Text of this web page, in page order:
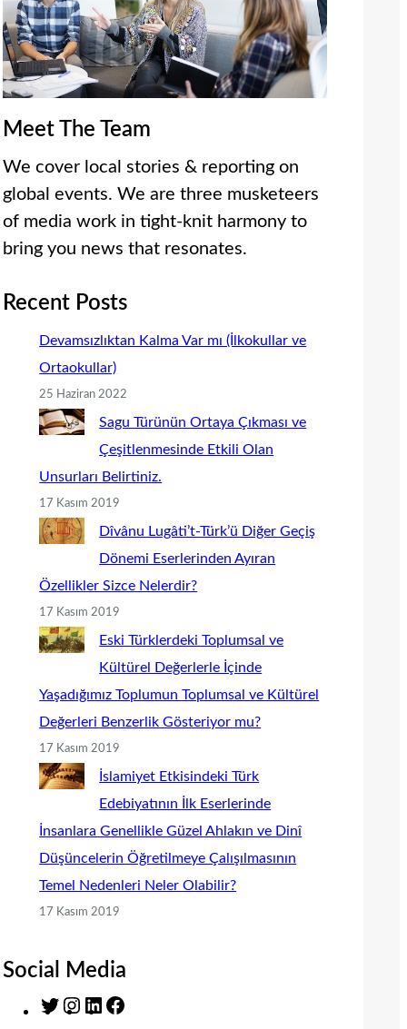
Meet The Team
We cover local stories & reporting on
global events. We are three musketeers
of media work in tight-knit harmony to
bring you news that resonates.
Recent Posts
Devamsızlıktan Kalma Var mı (İlkokullar ve
Ortaokullar)
25 Haziran 2022
Sagu Türünün Ortaya Çıkması ve
Çeşitlenmesinde Etkili Olan
Unsurları Belirtiniz.
17 Kasım 2019
Dîvânu Lugâti’t-Türk’ü Diğer Geçiş
Dönemi Eserlerinden Ayıran
Özellikler Sizce Nelerdir?
17 Kasım 2019
Eski Türklerdeki Toplumsal ve
Kültürel Değerlerle İçinde
Yaşadığımız Toplumun Toplumsal ve Kültürel
Değerleri Benzerlik Gösteriyor mu?
17 Kasım 2019
İslamiyet Etkisindeki Türk
Edebiyatının İlk Eserlerinde
İnsanlara Genellikle Güzel Ahlakın ve Dinî
Düşüncelerin Öğretilmeye Çalışılmasının
Temel Nedenleri Neler Olabilir?
17 Kasım 2019
Social Media
T
I
L